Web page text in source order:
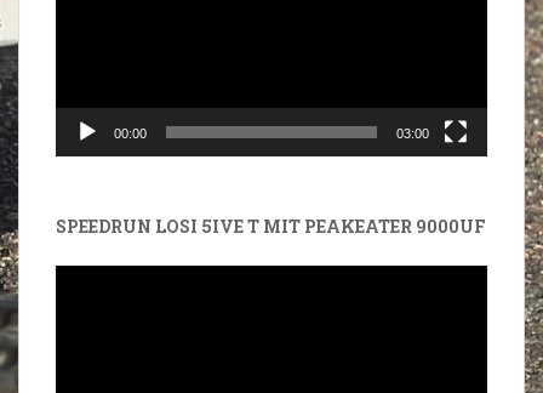
00:00 03:00
SPEEDRUN LOSI 5IVE T MIT PEAKEATER 9000UF